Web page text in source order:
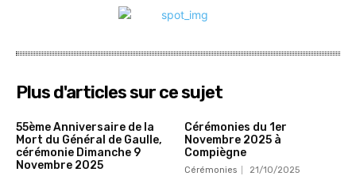
Plus d'articles sur ce sujet
55ème Anniversaire de la
Mort du Général de Gaulle,
cérémonie Dimanche 9
Novembre 2025
Cérémonies du 1er
Novembre 2025 à
Compiègne
Cérémonies 21/10/2025